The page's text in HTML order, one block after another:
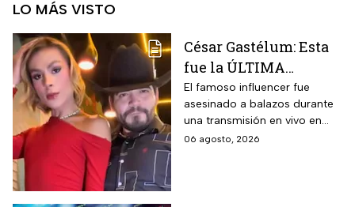
LO MÁS VISTO
César Gastélum: Esta
fue la ÚLTIMA
publicación del
influencer en redes
sociales: “La cita
fresita” | VIDEO
El famoso influencer fue
asesinado a balazos durante
una transmisión en vivo en
calles del municipio de
06 agosto, 2026